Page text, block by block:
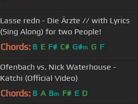
Lasse redn - Die Ärzte // with Lyrics
(Sing Along) for two People!
Chords: B E F# C# G#m G F
Ofenbach vs. Nick Waterhouse -
Katchi (Official Video)
Chords: B A Bm F# E D